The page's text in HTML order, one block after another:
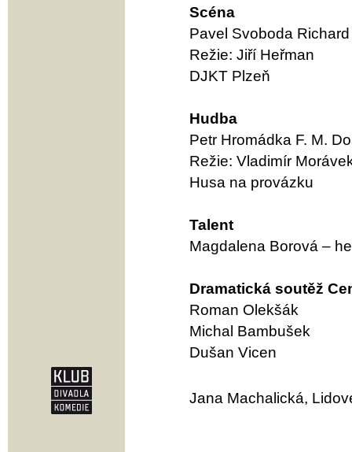
Scéna
Pavel Svoboda
Režie: Jiří Heřman
DJKT Plzeň
Hudba
Petr Hromádka F. M.
Režie: Vladimír
Husa na provázku
Talent
Magdalena Borová –
Dramatická soutěž
Roman Olekšák
Michal Bambušek
Dušan Vicen
Jana Machalická,